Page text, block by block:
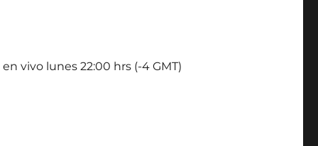
en vivo lunes 22:00 hrs (-4 GMT)